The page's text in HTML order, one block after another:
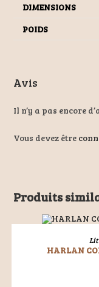
DIMENSIONS
POIDS
Avis
Il n’y a pas encore
Vous devez être
Produits
HARLAN